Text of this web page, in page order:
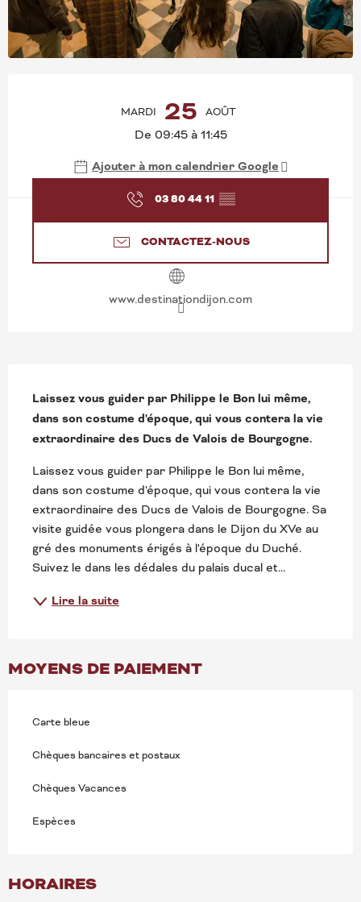
OUVERTURE ET
MARDI 25 AOÛT
De 09:45 à 11:45
Ajouter à mon calendrier Google
03 80 44 11 ▒▒
CONTACTEZ-NOUS
www.destinationdijon.com
DESCRIPTION
Laissez vous guider par Philippe le Bon lui même,
dans son costume d'époque, qui vous contera la vie
extraordinaire des Ducs de Valois de Bourgogne.
Laissez vous guider par Philippe le Bon lui même,
dans son costume d'époque, qui vous contera la vie
extraordinaire des Ducs de Valois de Bourgogne. Sa
visite guidée vous plongera dans le Dijon du XVe au
gré des monuments érigés à l'époque du Duché.
Suivez le dans les dédales du palais ducal et...
Lire la suite
MOYENS DE PAIEMENT
Carte bleue
Chèques bancaires et postaux
Chèques Vacances
Espèces
HORAIRES